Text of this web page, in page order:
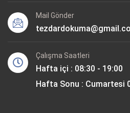
Mail Gönder
Çalışma Saatleri
Hafta içi : 08:30 - 19:00
Hafta Sonu : Cumartesi